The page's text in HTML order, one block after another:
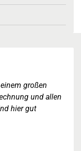
großen
und allen
hier gut